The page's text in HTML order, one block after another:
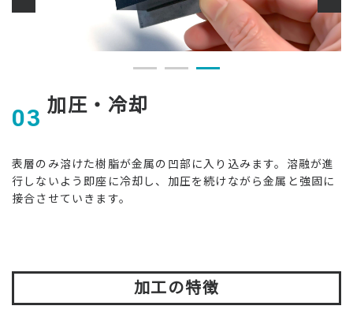
03
加圧・冷却
表層のみ溶けた樹脂が金属の凹部に入り込みます。溶融が進
行しないよう即座に冷却し、加圧を続けながら金属と強固に
接合させていきます。
加工の特徴